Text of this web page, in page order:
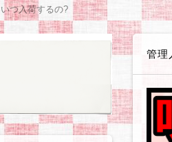
つ入荷するの?
管理